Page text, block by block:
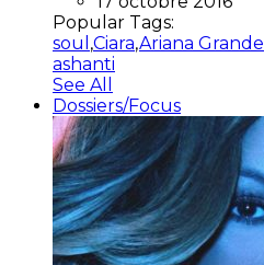
Popular Tags:
soul ,Ciara,Ariana Grande
ashanti
See All
Dossiers/Focus